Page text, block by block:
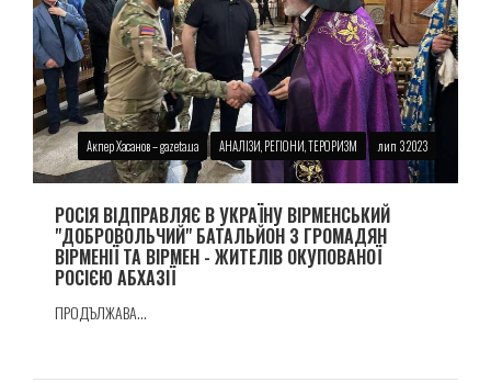
Акпер Хасанов – gazeta.ua АНАЛІЗИ, РЕГІОНИ, ТЕРОРИЗМ лип 3 2023
РОСІЯ ВІДПРАВЛЯЄ В УКРАЇНУ ВІРМЕНСЬКИЙ
"ДОБРОВОЛЬЧИЙ" БАТАЛЬЙОН З ГРОМАДЯН
ВІРМЕНІЇ ТА ВІРМЕН - ЖИТЕЛІВ ОКУПОВАНОЇ
РОСІЄЮ АБХАЗІЇ
ПРОДЪЛЖАВА...